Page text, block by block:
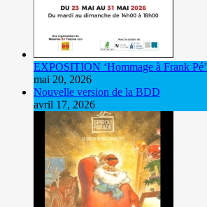
EXPOSITION ‘Hommage à Frank Pé’
mai 20, 2026
Nouvelle version de la BDD
avril 17, 2026